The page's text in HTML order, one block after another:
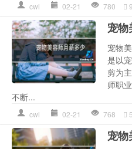
cwl 02-21 780
宠物
宠物
是以
剪为
师职
不断...
cwl 02-21 768
宠物